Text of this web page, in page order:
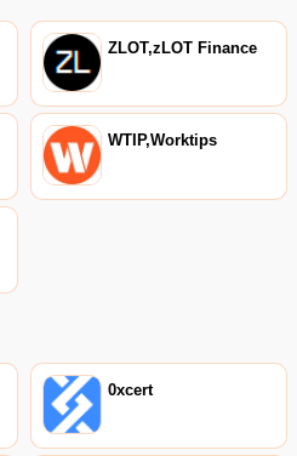
ZLOT,zLOT Finance
WTIP,Worktips
0xcert